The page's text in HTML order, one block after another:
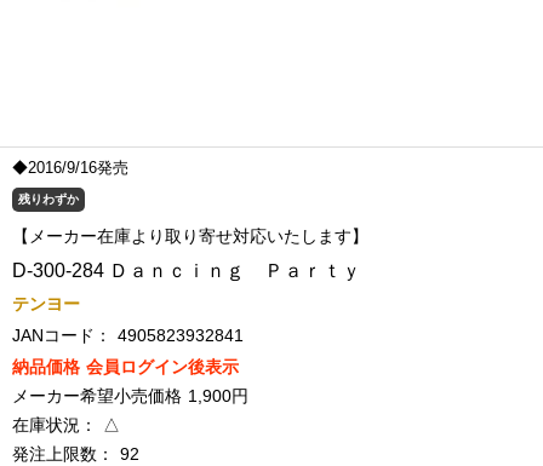
◆2016/9/16発売
残りわずか
【メーカー在庫より取り寄せ対応いたします】
D-300-284 Ｄａｎｃｉｎｇ Ｐａｒｔｙ
テンヨー
JANコード：
4905823932841
納品価格 会員ログイン後表示
メーカー希望小売価格 1,900円
在庫状況：
△
発注上限数：
92